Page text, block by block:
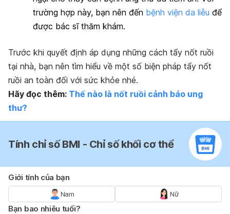
trường hợp này, bạn nên đến bệnh viện da liễu để
được bác sĩ thăm khám.
Trước khi quyết định áp dụng những cách tẩy nốt ruồi
tại nhà, bạn nên tìm hiểu về một số biện pháp tẩy nốt
ruồi an toàn đối với sức khỏe nhé.
Hãy đọc thêm: Thế nào là nốt ruồi cảnh báo ung
thư?
Tính chỉ số BMI - Chỉ số khối cơ thể
Giới tính của bạn
Nam Nữ
Bạn bao nhiêu tuổi?